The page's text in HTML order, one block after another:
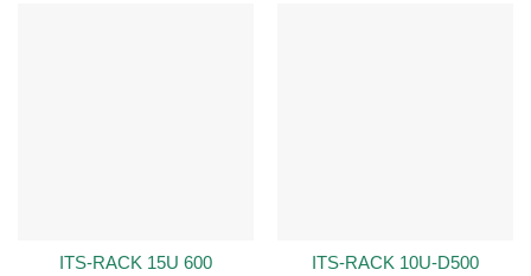
ITS-RACK 15U 600 ITS-RACK 10U-D500